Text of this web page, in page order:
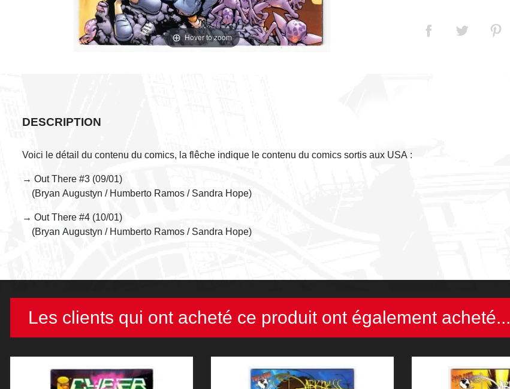
Hover to zoom
DESCRIPTION
Voici le détail du contenu du comics, la flêche indique le contenu du comics sortis aux USA :
→ Out There #3 (09/01)
(Bryan Augustyn / Humberto Ramos / Sandra Hope)
→ Out There #4 (10/01)
(Bryan Augustyn / Humberto Ramos / Sandra Hope)
Les clients qui ont acheté ce produit ont également acheté...